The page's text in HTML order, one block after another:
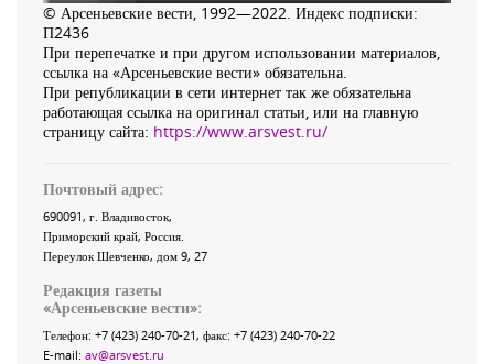
© Арсеньевские вести, 1992—2022. Индекс подписки:
П2436
При перепечатке и при другом использовании материалов,
ссылка на «Арсеньевские вести» обязательна.
При републикации в сети интернет так же обязательна
работающая ссылка на оригинал статьи, или на главную
страницу сайта: https://www.arsvest.ru/
Почтовый адрес:
690091, г. Владивосток,
Приморский край, Россия
Переулок Шевченко, дом 9, 27
Редакция газеты
«Арсеньевские вести»:
Телефон: +7 (423) 240-70-21, факс: +7 (423) 240-70-22
E-mail: av@arsvest.ru